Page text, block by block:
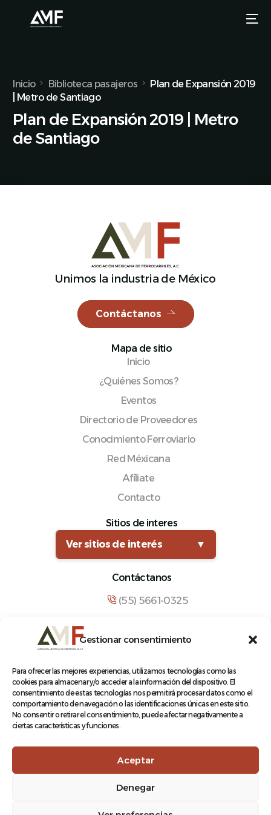
Gestionar consentimiento
Para ofrecer las mejores experiencias, utilizamos tecnologías como las
cookies para almacenar y/o acceder a la información del dispositivo. El
consentimiento de estas tecnologías nos permitirá procesar datos como el
comportamiento de navegación o las identificaciones únicas en este sitio.
No consentir o retirar el consentimiento, puede afectar negativamente a
ciertas características y funciones.
Aceptar
Denegar
Inicio Biblioteca pasajeros
Plan de Expansión 2019
| Metro de Santiago
Plan de Expansión 2019 | Metro
de Santiago
Unimos la industria de México
Contáctanos
Mapa de sitio
Inicio
¿Quiénes Somos?
Eventos
Directorio de Proveedores
Conocimiento Ferroviario
Red Méxicana
Afíliate
Contacto
Sitios de interes
Ver sitios de interés
▼
Contáctanos
(55) 5661-0325
Manuel María Contreras 133, Cuauhtémoc,